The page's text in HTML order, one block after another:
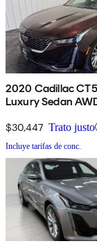
2020 Cadillac
Luxury Sedan
$30,447 Trato justo
Incluye tarifas de conc.